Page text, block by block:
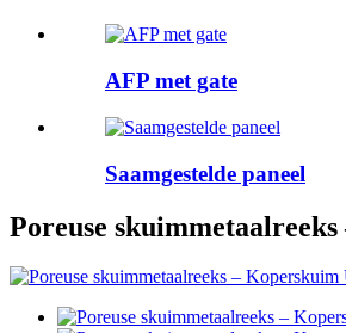
AFP met gate
Saamgestelde paneel
Poreuse